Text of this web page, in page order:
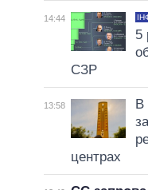
14:44
5
СЗР
13:58
В
центрах